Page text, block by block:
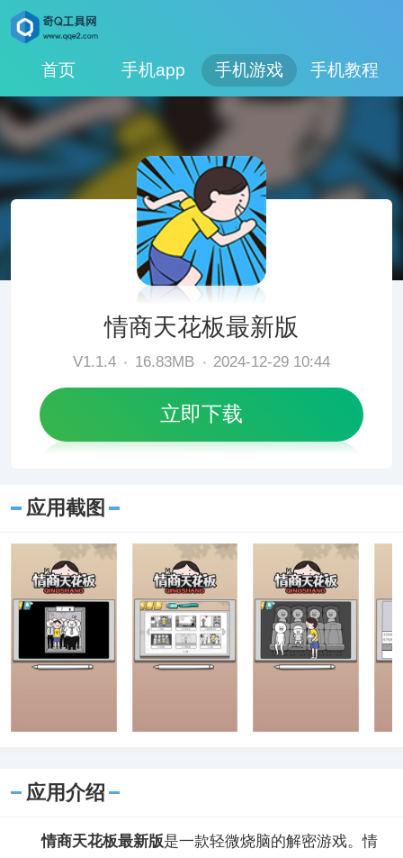
首页 手机app 手机游戏 手机教程
情商天花板最新版
V1.1.4 16.83MB 2024-12-29 10:44
立即下载
应用截图
应用介绍
情商天花板最新版是一款轻微烧脑的解密游戏。情